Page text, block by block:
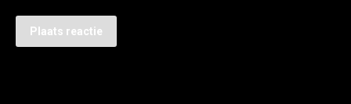
Plaats reactie